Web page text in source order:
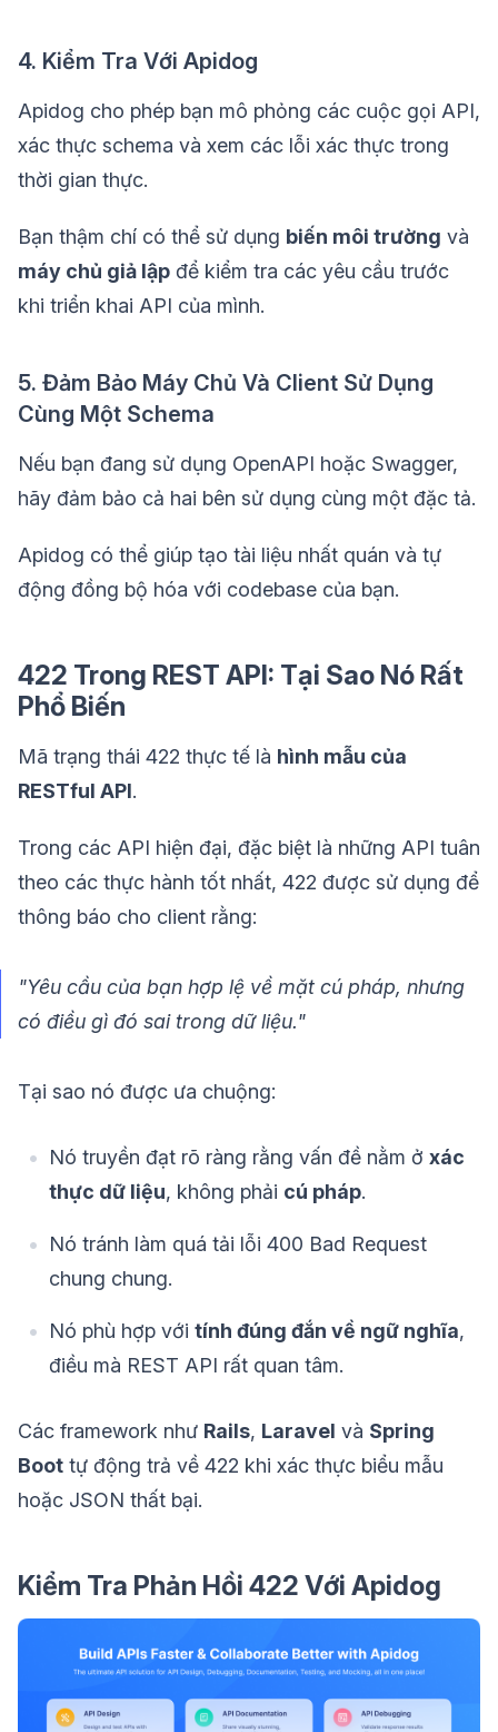
4. Kiểm Tra Với Apidog
Apidog cho phép bạn mô phỏng các cuộc gọi API,
xác thực schema và xem các lỗi xác thực trong
thời gian thực.
Bạn thậm chí có thể sử dụng biến môi trường và
máy chủ giả lập để kiểm tra các yêu cầu trước
khi triển khai API của mình.
5. Đảm Bảo Máy Chủ Và Client Sử Dụng
Cùng Một Schema
Nếu bạn đang sử dụng OpenAPI hoặc Swagger,
hãy đảm bảo cả hai bên sử dụng cùng một đặc tả.
Apidog có thể giúp tạo tài liệu nhất quán và tự
động đồng bộ hóa với codebase của bạn.
422 Trong REST API: Tại Sao Nó Rất
Phổ Biến
Mã trạng thái 422 thực tế là hình mẫu của
RESTful API.
Trong các API hiện đại, đặc biệt là những API tuân
theo các thực hành tốt nhất, 422 được sử dụng để
thông báo cho client rằng:
"Yêu cầu của bạn hợp lệ về mặt cú pháp, nhưng
có điều gì đó sai trong dữ liệu."
Tại sao nó được ưa chuộng:
Nó truyền đạt rõ ràng rằng vấn đề nằm ở xác
thực dữ liệu, không phải cú pháp.
Nó tránh làm quá tải lỗi 400 Bad Request
chung chung.
Nó phù hợp với tính đúng đắn về ngữ nghĩa,
điều mà REST API rất quan tâm.
Các framework như Rails, Laravel và Spring
Boot tự động trả về 422 khi xác thực biểu mẫu
hoặc JSON thất bại.
Kiểm Tra Phản Hồi 422 Với Apidog